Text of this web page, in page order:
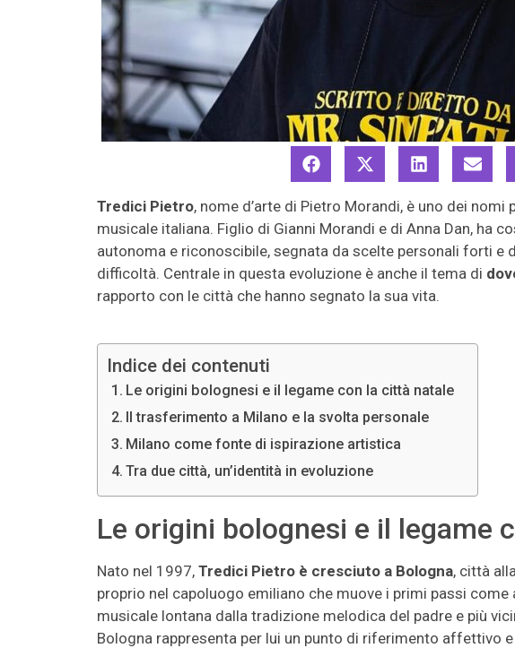
Tredici Pietro, nome d’arte di Pietro Morandi, è uno dei
musicale italiana. Figlio di Gianni Morandi e di Anna Dan, ha
autonoma e riconoscibile, segnata da scelte personali forti e
difficoltà. Centrale in questa evoluzione è anche il tema di
rapporto con le città che hanno segnato la sua vita.
Indice dei contenuti
Le origini bolognesi e il legame con la città natale
Il trasferimento a Milano e la svolta personale
Milano come fonte di ispirazione artistica
Tra due città, un’identità in evoluzione
Le origini bolognesi e il legame
Nato nel 1997, Tredici Pietro è cresciuto a Bologna, città
proprio nel capoluogo emiliano che muove i primi passi
musicale lontana dalla tradizione melodica del padre e più
Bologna rappresenta per lui un punto di riferimento affettivo